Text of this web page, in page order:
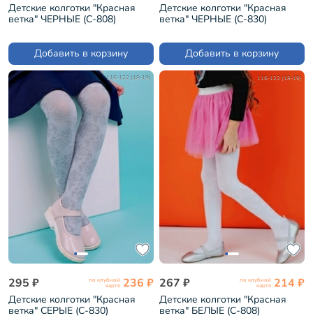
Детские колготки "Красная
ветка" ЧЕРНЫЕ (С-808)
Добавить в корзину
Детские колготки "Красная
ветка" ЧЕРНЫЕ (С-830)
Добавить в корзину
116-122 (18-19)
295 ₽ по клубной
карте 236 ₽
Детские колготки "Красная
ветка" СЕРЫЕ (С-830)
116-122 (18-19)
267 ₽ по клубной
карте 214 ₽
Детские колготки "Красная
ветка" БЕЛЫЕ (С-808)